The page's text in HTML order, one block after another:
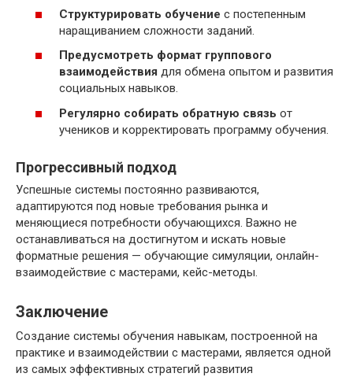
Структурировать обучение с постепенным
наращиванием сложности заданий.
Предусмотреть формат группового
взаимодействия для обмена опытом и развития
социальных навыков.
Регулярно собирать обратную связь от
учеников и корректировать программу обучения.
Прогрессивный подход
Успешные системы постоянно развиваются,
адаптируются под новые требования рынка и
меняющиеся потребности обучающихся. Важно не
останавливаться на достигнутом и искать новые
форматные решения — обучающие симуляции, онлайн-
взаимодействие с мастерами, кейс-методы.
Заключение
Создание системы обучения навыкам, построенной на
практике и взаимодействии с мастерами, является одной
из самых эффективных стратегий развития